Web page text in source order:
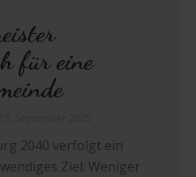
für eine
2040 verfolgt ein
Ziel: Weniger